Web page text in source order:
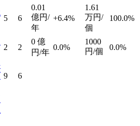
5 6
0.01
億円/
年
+6.4%
1.61
万円/
個
100.0%
2 2
0 億
円/年
0.0%
1000
円/個
0.0%
9 6